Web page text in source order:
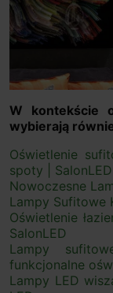
W kontekście
wybierają
Oświetlenie
spoty | SalonLED
Nowoczesne
Lampy Sufitowe
Oświetlenie
SalonLED
Lampy
funkcjonalne
Lampy LED